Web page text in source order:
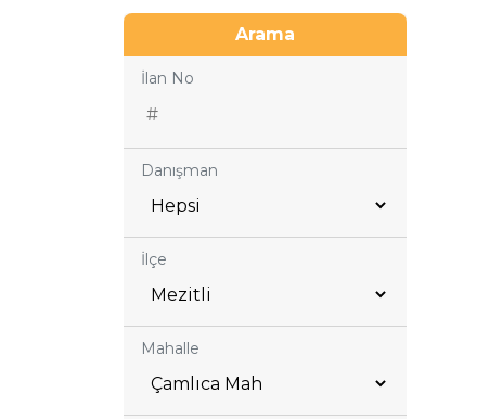
Arama
İlan No
Danışman
İlçe
Mahalle